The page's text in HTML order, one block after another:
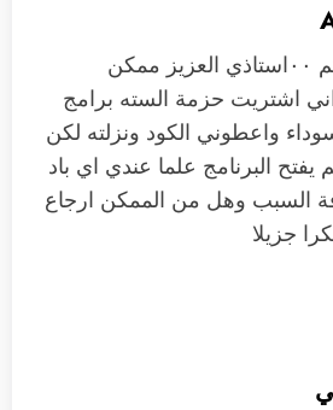
سلام عليكم ٠٠استاذي العزيز ممكن
اشتريت حزمة السته برامج
واعطوني الكود ونزلته لكن
يفتح البرنامج علما عندي اي باد
السبب وهل من الممكن ارجاع
جزيلا